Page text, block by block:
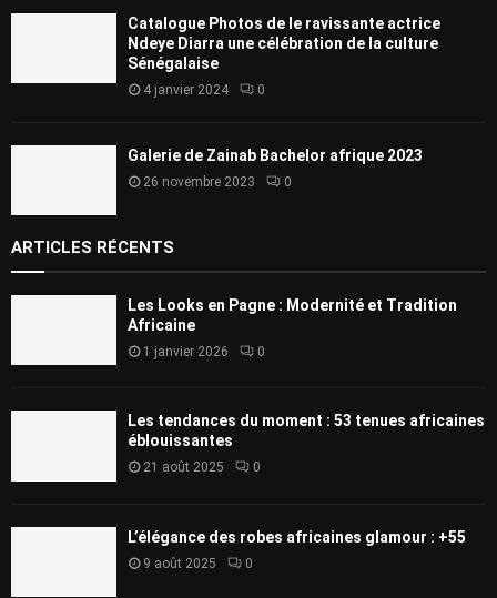
Catalogue Photos de le ravissante actrice
Ndeye Diarra une célébration de la culture
Sénégalaise
4 janvier 2024 0
Galerie de Zainab Bachelor afrique 2023
26 novembre 2023 0
ARTICLES RÉCENTS
Les Looks en Pagne : Modernité et Tradition
Africaine
1 janvier 2026 0
Les tendances du moment : 53 tenues africaines
éblouissantes
21 août 2025 0
L’élégance des robes africaines glamour : +55
9 août 2025 0